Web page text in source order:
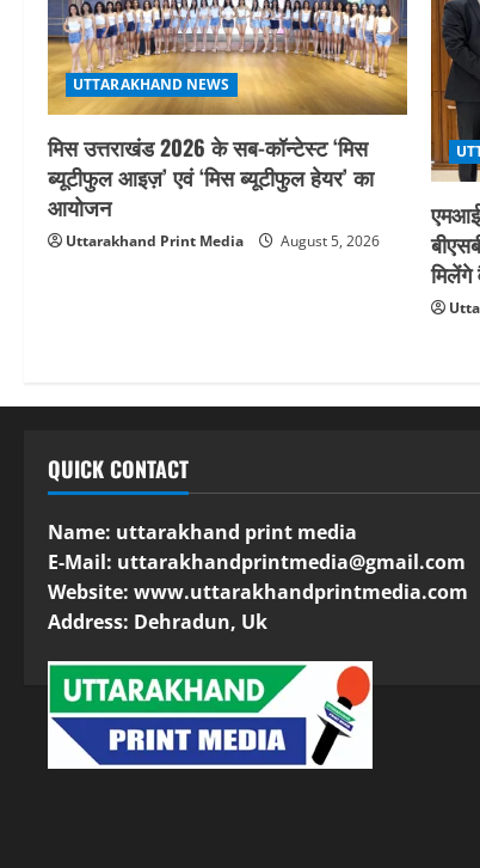
UTTARAKHAND NEWS
मिस उत्तराखंड 2026 के सब-कॉन्टेस्ट ‘मिस
ब्यूटीफुल आइज़’ एवं ‘मिस ब्यूटीफुल हेयर’ का
आयोजन
Uttarakhand Print Media August 5, 2026
QUICK CONTACT
Name: uttarakhand print media
E-Mail: uttarakhandprintmedia@gmail.com
Website: www.uttarakhandprintmedia.com
Address: Dehradun, Uk